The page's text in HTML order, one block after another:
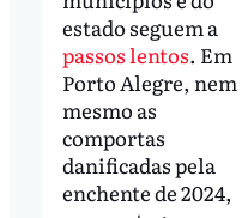
estado seguem a
passos lentos. Em
Porto Alegre, nem
mesmo as
comportas
danificadas pela
enchente de 2024,